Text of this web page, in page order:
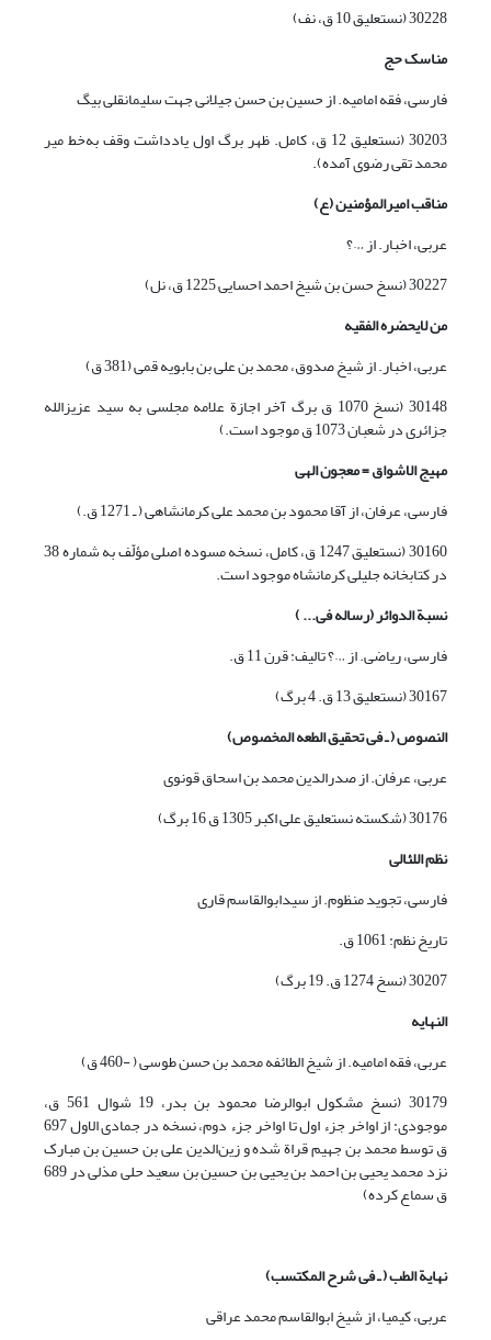
30228 (نستعلیق 10 ق، نف)
مناسک حج
فارسی، فقه امامیه. از حسین بن حسن جیلانی جهت سلیمانقلی بیگ
30203 (نستعلیق 12 ق، کامل. ظهر برگ اول یادداشت وقف به‌خط میر
محمد تقی رضوی آمده).
مناقب امیرالمؤمنین (ع)
عربی، اخبار. از …؟
30227 (نسخ حسن بن شیخ احمد احسایی 1225 ق، نل)
من لایحضره الفقیه
عربی، اخبار. از شیخ صدوق، محمد بن علی بن بابویه قمی (381 ق)
30148 (نسخ 1070 ق برگ آخر اجازة علامه مجلسی به سید عزیزالله
جزائری در شعبان 1073 ق موجود است.)
مهیج الاشواق = معجون الهی
فارسی، عرفان، از آقا محمود بن محمد علی کرمانشاهی ( ـ 1271 ق.)
30160 (نستعلیق 1247 ق، کامل، نسخه مسوده اصلی مؤلّف به شماره 38
در کتابخانه جلیلی کرمانشاه موجود است.
نسبةالدوائر (رساله فی... )
فارسی، ریاضی. از …؟ تالیف: قرن 11 ق.
30167 (نستعلیق 13 ق. 4 برگ)
النصوص ( ـ فی تحقیق الطعه المخصوص)
عربی، عرفان. از صدرالدین محمد بن اسحاق قونوی
30176 (شکسته نستعلیق علی اکبر 1305 ق 16 برگ)
نظم اللئالی
فارسی، تجوید منظوم. از سیدابوالقاسم قاری
تاریخ نظم: 1061 ق.
30207 (نسخ 1274 ق. 19 برگ)
النهایه
عربی، فقه امامیه. از شیخ الطائفه محمد بن حسن طوسی ( -460 ق)
30179 (نسخ مشکول ابوالرضا محمود بن بدر، 19 شوال 561 ق،
موجودی: از اواخر جزء اول تا اواخر جزء دوم، نسخه در جمادی الاول 697
ق توسط محمد بن جهیم قراة شده و زین‌الدین علی بن حسین بن مبارک
نزد محمد یحیی بن احمد بن یحیی بن حسین بن سعید حلی مذلی در 689
ق سماع کرده)
نهایةالطب ( ـ فی شرح المکتسب)
عربی، کیمیا، از شیخ ابوالقاسم محمد عراقی